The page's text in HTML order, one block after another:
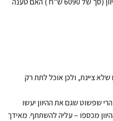
ציינת, ולכן אוכל לתת רק
שפשוט שגם את ההיוון יעשו
מכספו – עליה להשתתף. מאידך